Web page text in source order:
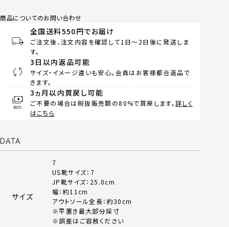
商品についてのお問い合わせ
全国送料550円でお届け
ご注文後、注文内容を確認して1日～2日後に発送しま
す。
3日以内返品可能
サイズ・イメージ違いも安心。会員はお客様都合返品で
きます。
3ヵ月以内買戻し可能
ご不要の場合は税抜販売額の80%で買戻します。詳しく
はこちら
DATA
サイズ
7
US靴サイズ：7
JP靴サイズ：25.0cm
幅：約11cm
アウトソール全長：約30cm
※平置き最大部分採寸
※誤差はご容赦ください